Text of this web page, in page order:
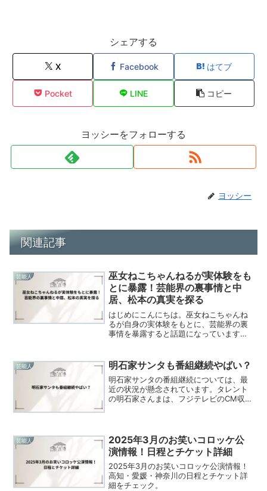
シェアする
X Facebook はてブ
Pocket LINE コピー
ヨッシーをフォローする
ヨッシー
関連記事
芸能人
巫女ねこちゃんねるが実体験をも
とに暴露！芸能界の裏事情と中
居、松本の真実を探る
はじめにこんにちは。巫女ねこちゃんね
るが自身の実体験をもとに、芸能界の裏
事情を暴露すると話題になっています。
の知られざる一面を明かしていきます。
彼女が語るリアルな体験に...
芸能人 明石家サンタも番組継続やばい？
明石家サンタの番組継続については、最
近の状況が懸念されています。タレント
の明石家さんまは、フジテレビのCM収入
ついても、今後の放送が...
芸能人
2025年3月のお笑いコロッケ公
演情報！日程とチケット詳細
2025年3月のお笑いコロッケ公演情報！
高知・愛媛・神奈川の日程とチケット詳
細をチェック。